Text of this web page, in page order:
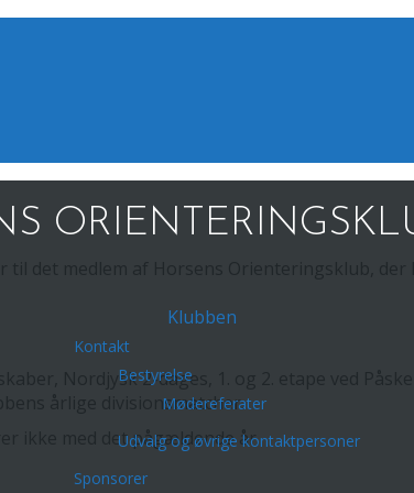
Klubben
Kontakt
Bestyrelse
Mødereferater
Udvalg og øvrige kontaktpersoner
Sponsorer
til det medlem af Horsens Orienteringsklub,
Nordjysk 2-dages, 1. og 2. etape ved
årlige divisionsmatcher.
ikke med det pågældende år.